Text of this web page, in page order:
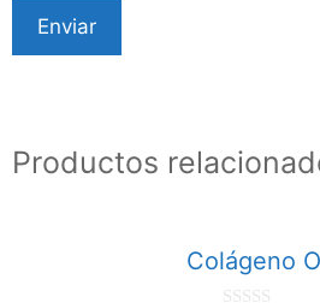
Productos
Colágeno